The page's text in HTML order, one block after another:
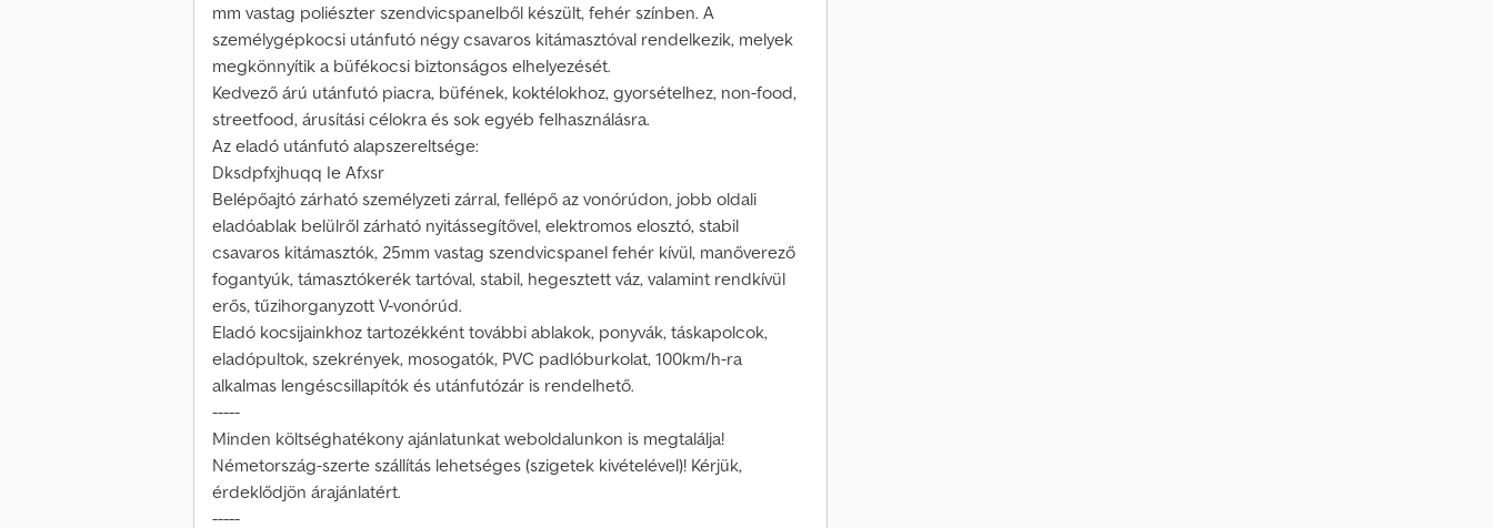
mm vastag poliészter szendvicspanelből készült, fehér színben. A
személygépkocsi utánfutó négy csavaros kitámasztóval rendelkezik, melyek
megkönnyítik a büfékocsi biztonságos elhelyezését.
Kedvező árú utánfutó piacra, büfének, koktélokhoz, gyorsételhez, non-food,
streetfood, árusítási célokra és sok egyéb felhasználásra.
Az eladó utánfutó alapszereltsége:
Dksdpfxjhuqq Ie Afxsr
Belépőajtó zárható személyzeti zárral, fellépő az vonórúdon, jobb oldali
eladóablak belülről zárható nyitássegítővel, elektromos elosztó, stabil
csavaros kitámasztók, 25mm vastag szendvicspanel fehér kívül, manőverező
fogantyúk, támasztókerék tartóval, stabil, hegesztett váz, valamint rendkívül
erős, tűzihorganyzott V-vonórúd.
Eladó kocsijainkhoz tartozékként további ablakok, ponyvák, táskapolcok,
eladópultok, szekrények, mosogatók, PVC padlóburkolat, 100km/h-ra
alkalmas lengéscsillapítók és utánfutózár is rendelhető.
-----
Minden költséghatékony ajánlatunkat weboldalunkon is megtalálja!
Németország-szerte szállítás lehetséges (szigetek kivételével)! Kérjük,
érdeklődjön árajánlatért.
-----